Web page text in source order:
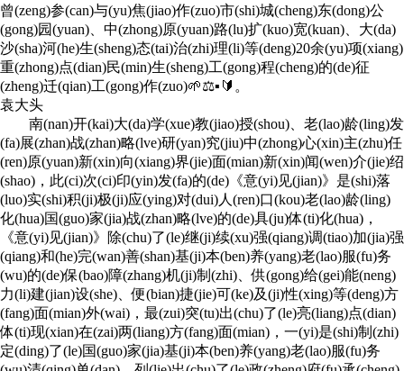
曾(zeng)参(can)与(yu)焦(jiao)作(zuo)市(shi)城(cheng)东(dong)公
(gong)园(yuan)、中(zhong)原(yuan)路(lu)扩(kuo)宽(kuan)、大(da)
沙(sha)河(he)生(sheng)态(tai)治(zhi)理(li)等(deng)20余(yu)项(xiang)
重(zhong)点(dian)民(min)生(sheng)工(gong)程(cheng)的(de)征
(zheng)迁(qian)工(gong)作(zuo)🌱⚖▪🔰。
袁大头
南(nan)开(kai)大(da)学(xue)教(jiao)授(shou)、老(lao)龄(ling)发
(fa)展(zhan)战(zhan)略(lve)研(yan)究(jiu)中(zhong)心(xin)主(zhu)任
(ren)原(yuan)新(xin)向(xiang)界(jie)面(mian)新(xin)闻(wen)介(jie)绍
(shao)，此(ci)次(ci)印(yin)发(fa)的(de)《意(yi)见(jian)》是(shi)落
(luo)实(shi)积(ji)极(ji)应(ying)对(dui)人(ren)口(kou)老(lao)龄(ling)
化(hua)国(guo)家(jia)战(zhan)略(lve)的(de)具(ju)体(ti)化(hua)，
《意(yi)见(jian)》除(chu)了(le)继(ji)续(xu)强(qiang)调(tiao)加(jia)强
(qiang)和(he)完(wan)善(shan)基(ji)本(ben)养(yang)老(lao)服(fu)务
(wu)的(de)保(bao)障(zhang)机(ji)制(zhi)、供(gong)给(gei)能(neng)
力(li)建(jian)设(she)、便(bian)捷(jie)可(ke)及(ji)性(xing)等(deng)方
(fang)面(mian)外(wai)，最(zui)突(tu)出(chu)了(le)亮(liang)点(dian)
体(ti)现(xian)在(zai)两(liang)方(fang)面(mian)，一(yi)是(shi)制(zhi)
定(ding)了(le)国(guo)家(jia)基(ji)本(ben)养(yang)老(lao)服(fu)务